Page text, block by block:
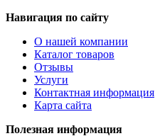
Навигация по сайту
О нашей компании
Каталог товаров
Отзывы
Услуги
Контактная информация
Карта сайта
Полезная информация